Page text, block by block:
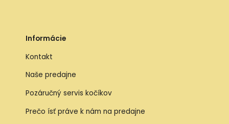
Informácie
Kontakt
Naše predajne
Pozáručný servis kočíkov
Prečo ísť práve k nám na predajne